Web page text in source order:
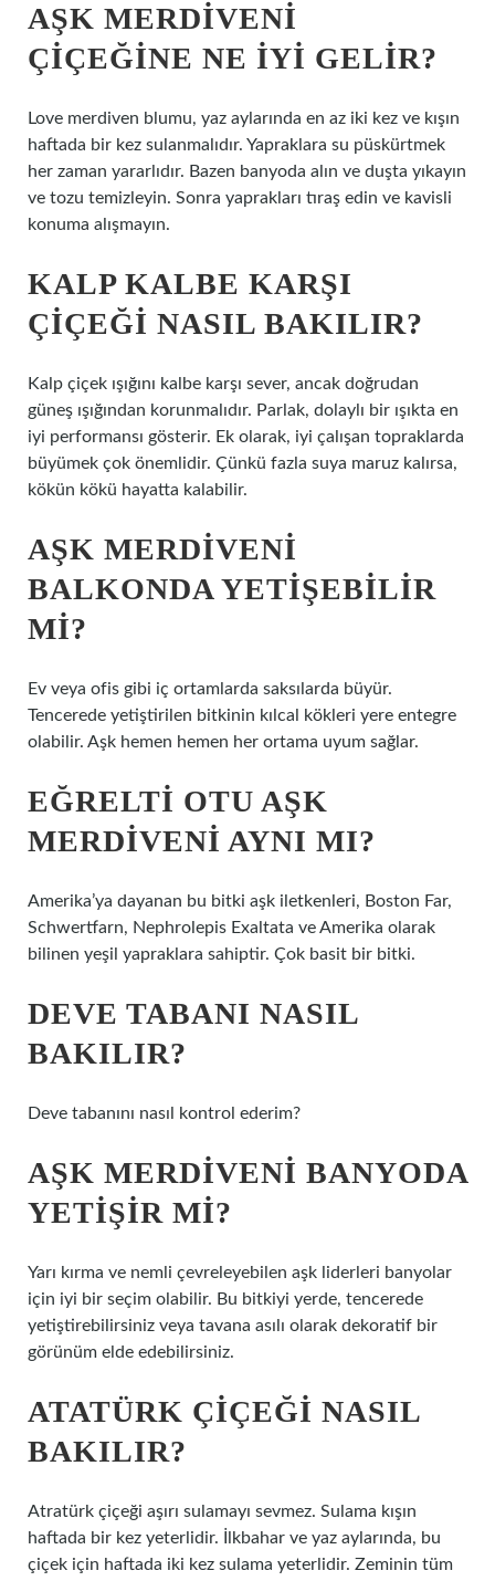
AŞK MERDIVENI
ÇIÇEĞINE NE IYI GELIR?
Love merdiven blumu, yaz aylarında en az iki kez ve kışın
haftada bir kez sulanmalıdır. Yapraklara su püskürtmek
her zaman yararlıdır. Bazen banyoda alın ve duşta yıkayın
ve tozu temizleyin. Sonra yaprakları tıraş edin ve kavisli
konuma alışmayın.
KALP KALBE KARŞI
ÇIÇEĞI NASIL BAKILIR?
Kalp çiçek ışığını kalbe karşı sever, ancak doğrudan
güneş ışığından korunmalıdır. Parlak, dolaylı bir ışıkta en
iyi performansı gösterir. Ek olarak, iyi çalışan topraklarda
büyümek çok önemlidir. Çünkü fazla suya maruz kalırsa,
kökün kökü hayatta kalabilir.
AŞK MERDIVENI
BALKONDA YETIŞEBILIR
MI?
Ev veya ofis gibi iç ortamlarda saksılarda büyür.
Tencerede yetiştirilen bitkinin kılcal kökleri yere entegre
olabilir. Aşk hemen hemen her ortama uyum sağlar.
EĞRELTI OTU AŞK
MERDIVENI AYNI MI?
Amerika’ya dayanan bu bitki aşk iletkenleri, Boston Far,
Schwertfarn, Nephrolepis Exaltata ve Amerika olarak
bilinen yeşil yapraklara sahiptir. Çok basit bir bitki.
DEVE TABANI NASIL
BAKILIR?
Deve tabanını nasıl kontrol ederim?
AŞK MERDIVENI BANYODA
YETIŞIR MI?
Yarı kırma ve nemli çevreleyebilen aşk liderleri banyolar
için iyi bir seçim olabilir. Bu bitkiyi yerde, tencerede
yetiştirebilirsiniz veya tavana asılı olarak dekoratif bir
görünüm elde edebilirsiniz.
ATATÜRK ÇIÇEĞI NASIL
BAKILIR?
Atratürk çiçeği aşırı sulamayı sevmez. Sulama kışın
haftada bir kez yeterlidir. İlkbahar ve yaz aylarında, bu
çiçek için haftada iki kez sulama yeterlidir. Zeminin tüm